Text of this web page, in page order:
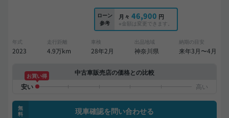
ローン
参考
月々 46,900 円
※金額は変更できます。
年式
2023
走行距離
4.9万km
車検
28年2月
出品地域
神奈川県
納期の目安
来年3月〜4月
中古車販売店の価格との比較
お買い得
無
料
現車確認を問い合わせる